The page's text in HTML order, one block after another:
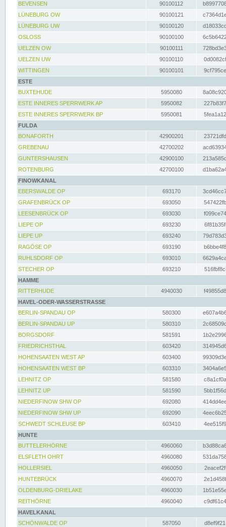
BEVENSEN
90100112
LÜNEBURG OW
90100121
LÜNEBURG UW
90100120
OSLOSS
90100100
UELZEN OW
90100111
UELZEN UW
90100110
WITTINGEN
90100101
ESTE
BUXTEHUDE
5950080
ESTE INNERES SPERRWERK AP
5950082
ESTE INNERES SPERRWERK BP
5950081
FULDA
BONAFORTH
42900201
GREBENAU
42700202
GUNTERSHAUSEN
42900100
ROTENBURG
42700100
FINOWKANAL
EBERSWALDE OP
693170
GRAFENBRÜCK OP
693050
LEESENBRÜCK OP
693030
LIEPE OP
693230
LIEPE UP
693240
RAGÖSE OP
693190
RUHLSDORF OP
693010
STECHER OP
693210
HAMME
RITTERHUDE
4940030
HAVEL-ODER-WASSERSTRASSE
BERLIN-SPANDAU OP
580300
BERLIN-SPANDAU UP
580310
BORGSDORF
581591
FRIEDRICHSTHAL
603420
HOHENSAATEN WEST AP
603400
HOHENSAATEN WEST BP
603310
LEHNITZ OP
581580
LEHNITZ UP
581590
NIEDERFINOW SHW OP
692080
NIEDERFINOW SHW UP
692090
SCHWEDT SCHLEUSE BP
603410
HUNTE
BUTTELERHÖRNE
4960060
ELSFLETH OHRT
4960080
HOLLERSIEL
4960050
HUNTEBRÜCK
4960070
OLDENBURG-DRIELAKE
4960030
REITHÖRNE
4960040
HAVELKANAL
SCHÖNWALDE OP
587050